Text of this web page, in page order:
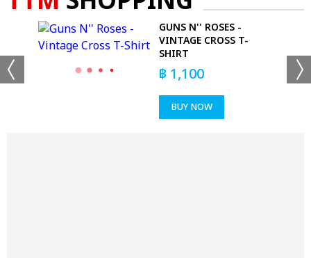
GUNS N'' ROSES -
VINTAGE CROSS T-
SHIRT
฿ 1,100
BUY NOW